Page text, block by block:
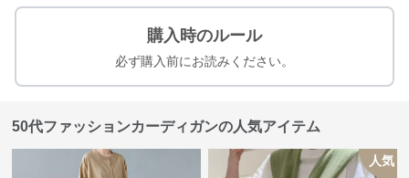
購入時のルール
必ず購入前にお読みください。
50代ファッションカーディガンの人気アイテム
人気